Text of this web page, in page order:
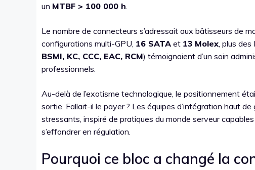
un MTBF > 100 000 h
Le nombre de connecteurs s’adressait aux bâtisseurs de
configurations multi-GPU, 16 SATA et 13 Molex , plus
BSMI, KC, CCC, EAC, RCM) témoignaient d’un soin
professionnels.
Au-delà de l’exotisme technologique, le positionnement
sortie. Fallait-il le payer ? Les équipes d’intégration haut
stressants, inspiré de pratiques du monde serveur
s’effondrer en régulation.
Pourquoi ce bloc a changé la